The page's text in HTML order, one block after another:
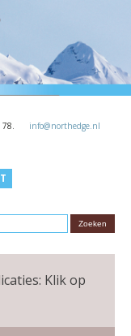
78. info@northedge.nl
Klik op